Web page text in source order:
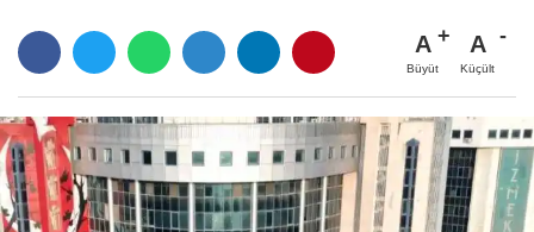
A
Büyüt
A
Küçült